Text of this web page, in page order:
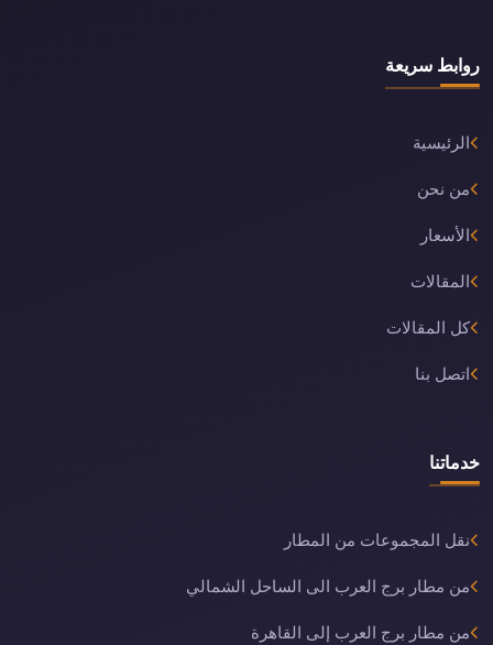
روابط سريعة
الرئيسية
من نحن
الأسعار
المقالات
كل المقالات
اتصل بنا
خدماتنا
نقل المجموعات من المطار
من مطار برج العرب الى الساحل الشمالي
من مطار برج العرب إلى القاهرة